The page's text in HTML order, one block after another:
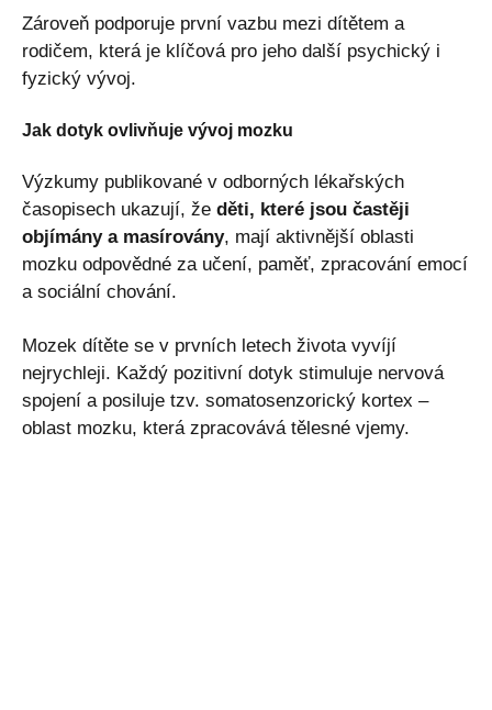
Zároveň podporuje první vazbu mezi dítětem a
rodičem, která je klíčová pro jeho další psychický i
fyzický vývoj.
Jak dotyk ovlivňuje vývoj mozku
Výzkumy publikované v odborných lékařských
časopisech ukazují, že děti, které jsou častěji
objímány a masírovány, mají aktivnější oblasti
mozku odpovědné za učení, paměť, zpracování emocí
a sociální chování.
Mozek dítěte se v prvních letech života vyvíjí
nejrychleji. Každý pozitivní dotyk stimuluje nervová
spojení a posiluje tzv. somatosenzorický kortex –
oblast mozku, která zpracovává tělesné vjemy.